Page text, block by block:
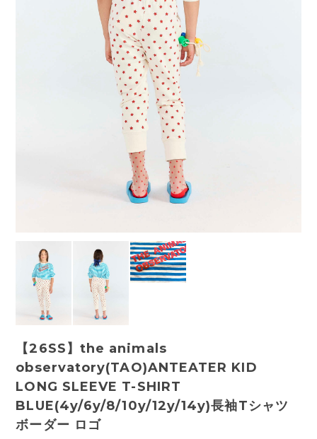
【26SS】the animals
observatory(TAO)ANTEATER KID
LONG SLEEVE T-SHIRT
BLUE(4y/6y/8/10y/12y/14y)長袖Tシャツ
ボーダー ロゴ